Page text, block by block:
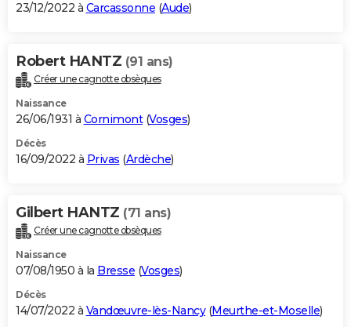
23/12/2022 à Carcassonne (Aude)
Robert HANTZ (91 ans)
Créer une cagnotte obsèques
Naissance
26/06/1931 à Cornimont(Vosges)
Décès
16/09/2022 à Privas (Ardèche)
Gilbert HANTZ (71 ans)
Créer une cagnotte obsèques
Naissance
07/08/1950 à la Bresse (Vosges)
Décès
14/07/2022 à Vandœuvre-lès-Nancy(Meurthe-et-Moselle)